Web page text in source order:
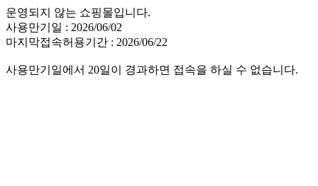
운영되지 않는 쇼핑몰입니다.
사용만기일 : 2026/06/02
마지막접속허용기간 : 2026/06/22
사용만기일에서 20일이 경과하면 접속을 하실 수 없습니다.